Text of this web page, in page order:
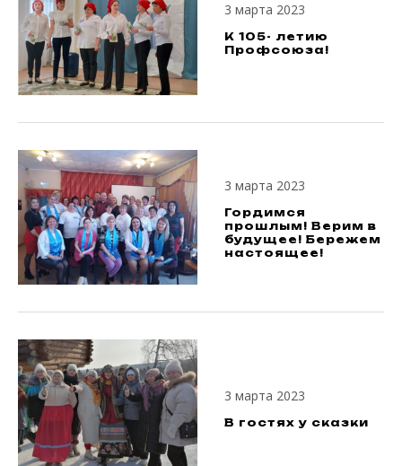
3 марта 2023
К 105- летию
Профсоюза!
3 марта 2023
Гордимся
прошлым! Верим в
будущее! Бережем
настоящее!
3 марта 2023
В гостях у сказки